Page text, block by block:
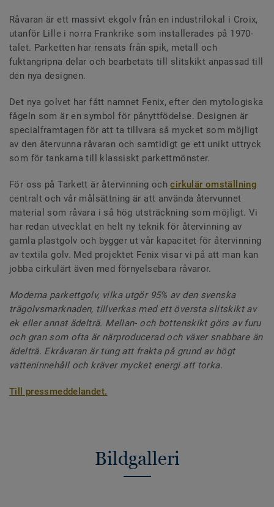
Råvaran är ett massivt ekgolv från en industrilokal i Croix,
utanför Lille i norra Frankrike som installerades på 1970-
talet. Parketten har rensats från spik, metall och
fuktangripna delar och bearbetats till slitskikt anpassad till
den nya designen.
Det nya golvet har fått namnet Fenix, efter den mytologiska
fågeln som är en symbol för pånyttfödelse. Designen är
specialframtagen för att ta tillvara så mycket som möjligt
av den återvunna råvaran och samtidigt ge ett unikt uttryck
som för tankarna till klassiskt parkettmönster.
För oss på Tarkett är återvinning ochcirkulär omställning
centralt och vår målsättning är att använda återvunnet
material som råvara i så hög utsträckning som möjligt. Vi
har redan utvecklat en helt ny teknik för återvinning av
gamla plastgolv och bygger ut vår kapacitet för återvinning
av textila golv. Med projektet Fenix visar vi på att man kan
jobba cirkulärt även med förnyelsebara råvaror.
Moderna parkettgolv, vilka utgör 95% av den svenska
trägolvsmarknaden, tillverkas med ett översta slitskikt av
ek eller annat ädelträ. Mellan- och bottenskikt görs av furu
och gran som ofta är närproducerad och växer snabbare än
ädelträ. Ekråvaran är tung att frakta på grund av högt
vatteninnehåll och kräver mycket energi att torka.
Till pressmeddelandet.
Bildgalleri